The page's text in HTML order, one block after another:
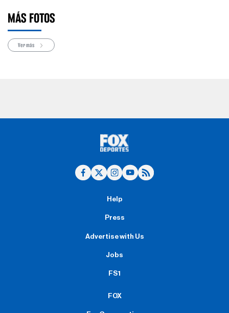
MÁS FOTOS
Ver más
Help
Press
Advertise with Us
Jobs
FS1
FOX